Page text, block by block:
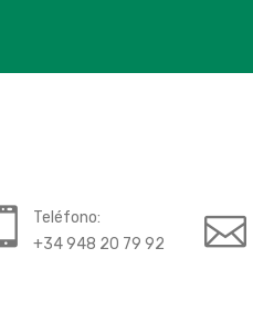
Teléfono:
+34 948 20 79 92